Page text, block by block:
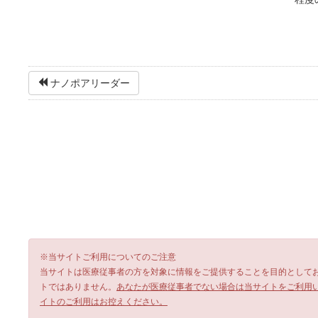
ナノポアリーダー
※当サイトご利用についてのご注意
当サイトは医療従事者の方を対象に情報をご提供することを目的とし
トではありません。 あなたが医療従事者でない場合は当サイトをご利
イトのご利用はお控えください。